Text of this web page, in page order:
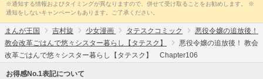
※通知する情報およびタイミングが異なりますので、併せて受け取ることをお勧めします。 ※
通知をしないキャンペーンもあります。ご了承ください。
まんが王国 吉村旋 少女漫画 タテスクコミック
悪役令嬢の追放後！
教会改革ごはんで悠々シスター暮らし【タテスク】
悪役令嬢の追放後！ 教会
改革ごはんで悠々シスター暮らし【タテスク】 Chapter106
お得感No.1表記について